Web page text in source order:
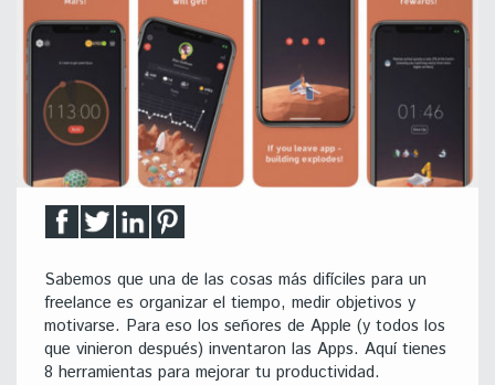
Sabemos que una de las cosas más difíciles para un
freelance es organizar el tiempo, medir objetivos y
motivarse. Para eso los señores de Apple (y todos los
que vinieron después) inventaron las Apps. Aquí tienes
8 herramientas para mejorar tu productividad.